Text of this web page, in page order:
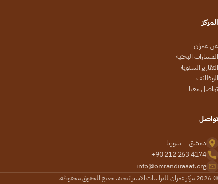
المركز
عن عمران
المسارات البحثية
التقارير السنوية
الوظائف
تواصل معنا
تواصل
دمشق — سوريا
+90 212 263 4174
info@omrandirasat.org
© 2026 مركز عمران للدراسات الاستراتيجية. جميع الحقوق محفوظة.